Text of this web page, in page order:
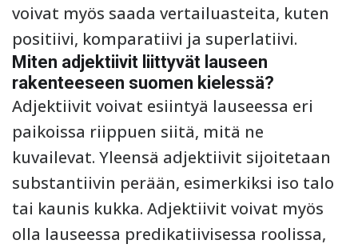
voivat myös saada vertailuasteita, kuten
positiivi, komparatiivi ja superlatiivi.
Miten adjektiivit liittyvät lauseen
rakenteeseen suomen kielessä?
Adjektiivit voivat esiintyä lauseessa eri
paikoissa riippuen siitä, mitä ne
kuvailevat. Yleensä adjektiivit sijoitetaan
substantiivin perään, esimerkiksi iso talo
tai kaunis kukka. Adjektiivit voivat myös
olla lauseessa predikatiivisessa roolissa,